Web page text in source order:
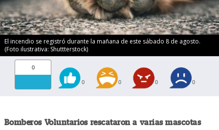
El incendio se registró durante la mañana de este sábado 8 de agosto.
(Foto ilustrativa: Shuttterstock)
0
0 0 0 0
Bomberos Voluntarios rescataron a varias mascotas